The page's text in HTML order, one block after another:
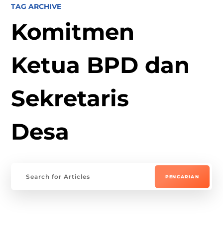
TAG ARCHIVE
Komitmen
Ketua BPD dan
Sekretaris
Desa